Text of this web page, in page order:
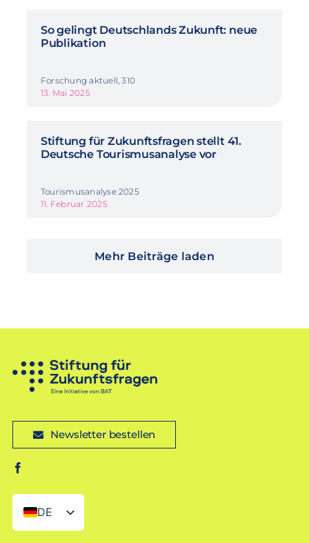
So gelingt Deutschlands Zukunft: neue
Publikation
Forschung aktuell, 310
13. Mai 2025
Stiftung für Zukunftsfragen stellt 41.
Deutsche Tourismusanalyse vor
Tourismusanalyse 2025
11. Februar 2025
Mehr Beiträge laden
Newsletter bestellen
DE
EN